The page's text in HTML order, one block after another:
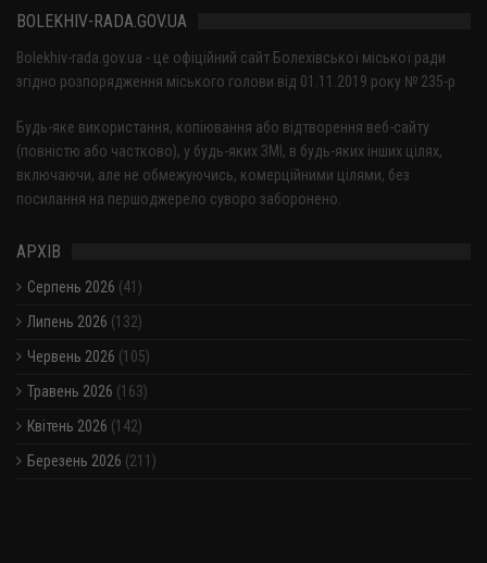
BOLEKHIV-RADA.GOV.UA
Bolekhiv-rada.gov.ua - це офіційний сайт Болехівської міської ради
згідно розпорядження міського голови від 01.11.2019 року № 235-р
Будь-яке використання, копіювання або відтворення веб-сайту
(повністю або частково), у будь-яких ЗМІ, в будь-яких інших цілях,
включаючи, але не обмежуючись, комерційними цілями, без
посилання на першоджерело суворо заборонено.
АРХІВ
Серпень 2026 (41)
Липень 2026 (132)
Червень 2026 (105)
Травень 2026 (163)
Квітень 2026 (142)
Березень 2026 (211)